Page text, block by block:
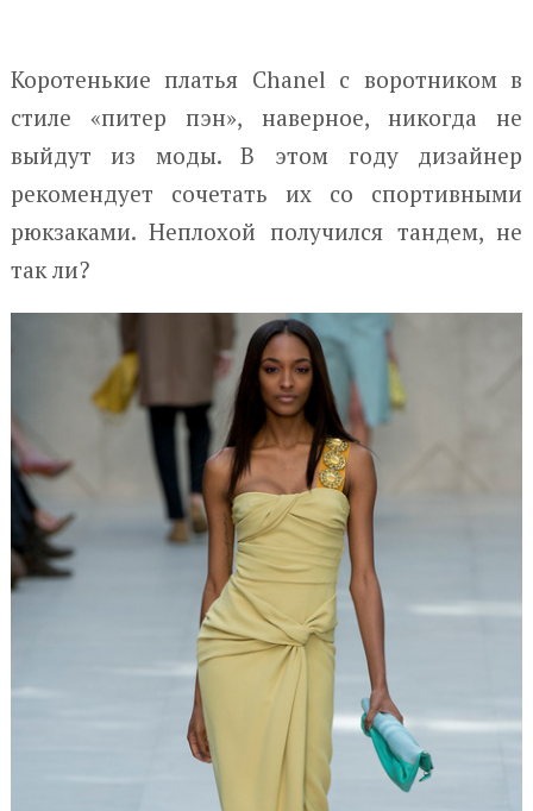
Коротенькие платья Chanel с воротником в
стиле «питер пэн», наверное, никогда не
выйдут из моды. В этом году дизайнер
рекомендует сочетать их со спортивными
рюкзаками. Неплохой получился тандем, не
так ли?